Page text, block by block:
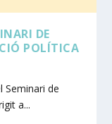
DE
POLÍTICA
Seminari de
a...